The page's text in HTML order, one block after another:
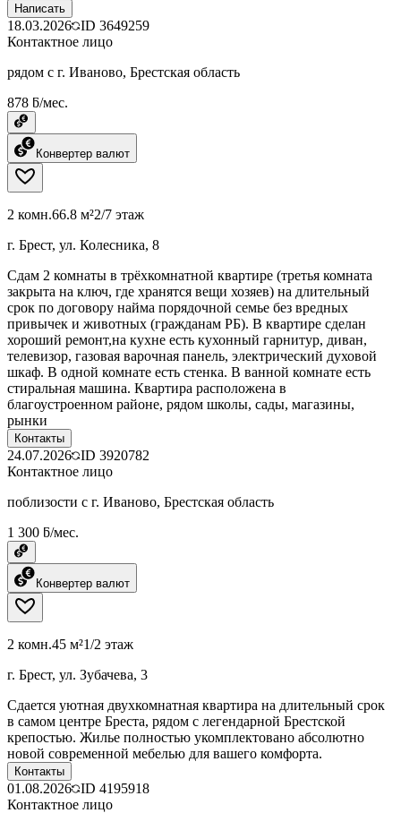
Написать
18.03.2026 ID 3649259
Контактное лицо
рядом с г. Иваново, Брестская область
878 ƃ/мес.
Конвертер валют
2 комн.66.8 м²2/7 этаж
г. Брест, ул. Колесника, 8
Сдам 2 комнаты в трёхкомнатной квартире (третья комната
закрыта на ключ, где хранятся вещи хозяев) на длительный
срок по договору найма порядочной семье без вредных
привычек и животных (гражданам РБ). В квартире сделан
хороший ремонт,на кухне есть кухонный гарнитур, диван,
телевизор, газовая варочная панель, электрический духовой
шкаф. В одной комнате есть стенка. В ванной комнате есть
стиральная машина. Квартира расположена в
благоустроенном районе, рядом школы, сады, магазины,
рынки
Контакты
24.07.2026 ID 3920782
Контактное лицо
поблизости с г. Иваново, Брестская область
1 300 ƃ/мес.
Конвертер валют
2 комн.45 м²1/2 этаж
г. Брест, ул. Зубачева, 3
Сдается уютная двухкомнатная квартира на длительный срок
в самом центре Бреста, рядом с легендарной Брестской
крепостью. Жилье полностью укомплектовано абсолютно
новой современной мебелью для вашего комфорта.
Контакты
01.08.2026 ID 4195918
Контактное лицо